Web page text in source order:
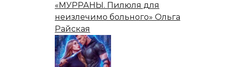
«МУРРАНЫ. Пилюля для
неизлечимо больного» Ольга
Райская